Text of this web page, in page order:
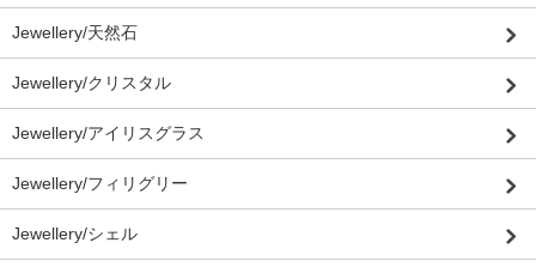
Jewellery/天然石
Jewellery/クリスタル
Jewellery/アイリスグラス
Jewellery/フィリグリー
Jewellery/シェル